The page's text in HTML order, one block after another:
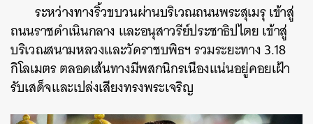
ระหว่างทางริ้วขบวนผ่านบริเวณถนนพระสุเมรุ เข้าสู่
ถนนราชดำเนินกลาง และอนุสาวรีย์ประชาธิปไตย เข้าสู่
บริเวณสนามหลวงและวัดราชบพิธฯ รวมระยะทาง 3.18
กิโลเมตร ตลอดเส้นทางมีพสกนิกรเนืองแน่นอยู่คอยเฝ้า
รับเสด็จและเปล่งเสียงทรงพระเจริญ